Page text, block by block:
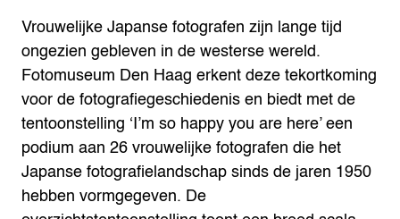
Vrouwelijke Japanse fotografen zijn lange tijd
ongezien gebleven in de westerse wereld.
Fotomuseum Den Haag erkent deze tekortkoming
voor de fotografiegeschiedenis en biedt met de
tentoonstelling ‘I’m so happy you are here’ een
podium aan 26 vrouwelijke fotografen die het
Japanse fotografielandschap sinds de jaren 1950
hebben vormgegeven. De